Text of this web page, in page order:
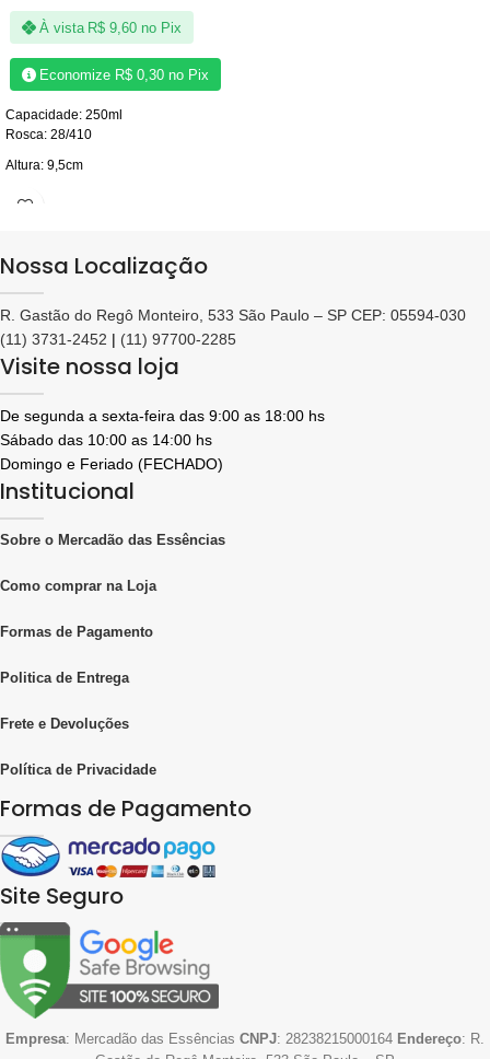
À vista R$ 9,60 no Pix
Economize R$ 0,30 no Pix
Capacidade: 250ml
Rosca: 28/410
Altura: 9,5cm
Nossa Localização
R. Gastão do Regô Monteiro, 533 São Paulo – SP CEP: 05594-030
(11) 3731-2452 | (11) 97700-2285
Visite nossa loja
De segunda a sexta-feira das 9:00 as 18:00 hs
Sábado das 10:00 as 14:00 hs
Domingo e Feriado (FECHADO)
Institucional
Sobre o Mercadão das Essências
Como comprar na Loja
Formas de Pagamento
Politica de Entrega
Frete e Devoluções
Política de Privacidade
Formas de Pagamento
Site Seguro
Empresa: Mercadão das Essências CNPJ: 28238215000164 Endereço: R.